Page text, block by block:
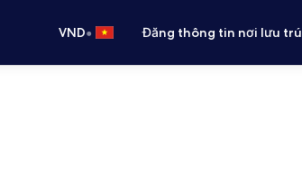
VND• Đăng thông tin nơi lưu trú